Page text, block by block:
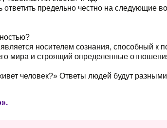
ответить предельно честно на следующие
носителем сознания, способный к
мира и строящий определенные
человек?» Ответы людей будут